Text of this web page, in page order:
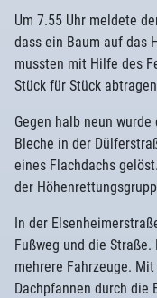
Um 7.55 Uhr meldete
dass ein Baum auf das
mussten mit Hilfe des
Stück für Stück
Gegen halb neun
Bleche in der
eines Flachdachs
der
In der
Fußweg und die
mehrere Fahrzeuge.
Dachpfannen durch